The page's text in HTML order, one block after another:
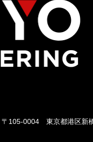
〒105-0004 東京都港区新